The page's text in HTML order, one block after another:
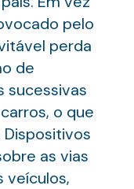
pelo
perda
de
sucessivas
o que
as vias
veículos,